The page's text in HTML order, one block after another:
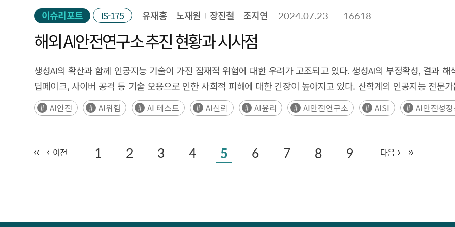
risk response is also expanding. Consequently, all stakeholders, including governments, academia, and
development and implementation of safe and trustworthy AI. This report cites a survey of global companies'
Accenture and Stanford University to diagnose the level of response in each area of responsible AI, and
frameworks in major companies to explore specific efforts towards responsible AI. According to research
survey results show that companies are pursuing responses to responsible AI factors such as privacy
transparency and explainability; and fairness. The response level in privacy protection and data
difficulties in explaining the result of advanced AI models, challenges in processing different languages, and
establishing a system to define and evaluate the risks of AI through dedicated organizations. Domestic
민감한 분야에 사용될 때 높은 수준의 규제를 받게 되며, '제한된 위험성을 갖는 AI 시스템'은 비교적 낮은 위험을
표준을 설정하고, 기업들의 AI 개발 방식을 변화시키며, 윤리적이고 책임 있는 AI 발전에 영향을 미칠 것으로 예상된다
받게 되며, 공급자뿐만 아니라 배포자, 수입업자, 유통업자에게도 의무가 부과되어 광범위한 기업에 영향을 미칠
Executive Summary The European Union (EU) Artificial Intelligence Act is the first comprehensive AI regulatory
impacts resulting from the rapid development and widespread application of AI technologies. Passed
subsequently approved by the European Council in May 2024, the Act is set to be implemented in stages,
classifications, along with the corresponding obligations. AI systems that pose an "unacceptable risk" are
such as human dignity, freedom, equality, non-discrimination, democracy, and the rule of law. "high-risk AI
이슈리포트 IS-175 유재흥 노재원 장진철 조지연 2024.07.23 16618
해외 AI안전연구소 추진 현황과 시사점
생성AI의 확산과 함께 인공지능 기술이 가진 잠재적 위험에 대한 우려가 고조되고 있다. 생성AI의 부정확성, 결과
딥페이크, 사이버 공격 등 기술 오용으로 인한 사회적 피해에 대한 긴장이 높아지고 있다. 산학계의 인공지능 전문
급속히 발전하면 자율 성장, 통제 상실 가능성이 높아져 인류의 실존을 위협할 수 있다고 경고한다. 이러한 상황에서
인공지능법을 제정하였고, 미국은 2023년 10월 행정명령을 발동해 인공지능의 안전한 개발과 보급을 유도하고 있
테스트를 위한 프레임워크 개발과 정보, 인력 교류, 표준화에 상호 협력하기로 했다. 2024년 5월 제1차 인공지능 안전
정상회의에서는 우리 정부도 AI 안전연구소 설립을 공식화하고 주요국과 함께 AI 안전성 확보를 위한 국제협력에 적
Summary With the proliferation of generative AI, concerns about the potential risks of artificial intelligence
AI안전 AI위험 AI 테스트 AI신뢰 AI윤리 AI안전연구소 AISI AI안전성
이전 1 2 3 4 5 6 7 8 9 다음